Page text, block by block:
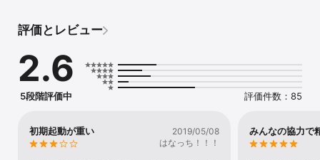
AEDや誤ったデータを発見された場合は、AEDマーカをタップいた
また、そういった事情により掲載情報が誤っている可能性もありま
すので、ご理解の上ご利用下さい。
※デバイスの設定の「位置情報サービス」をオンにしてご利用下さ
評価とレビュー
2.6
5段階評価中 評価件数：85
初期起動が重い
2019/05/08
はなっち！！！
みんなの協力で